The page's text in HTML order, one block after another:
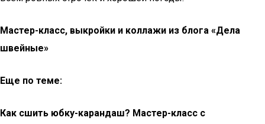
Мастер-класс, выкройки и коллажи из блога «Дела
швейные»
Еще по теме:
Как сшить юбку-карандаш? Мастер-класс с